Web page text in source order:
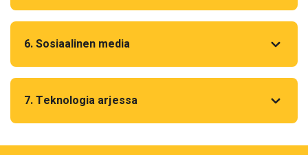
6. Sosiaalinen media
7. Teknologia arjessa